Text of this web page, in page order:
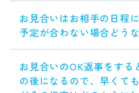
お見合いはお相手の日程
予定が合わない場合どう
お見合いのOK返事をする
の後になるので、早くて